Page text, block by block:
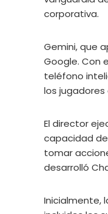
corporativa.
Gemini, que
Google. Con
teléfono
los
El director
capacidad
tomar
desarrolló
Inicialmente,